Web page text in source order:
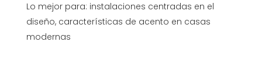
Lo mejor para: instalaciones centradas en el
diseño, características de acento en casas
modernas